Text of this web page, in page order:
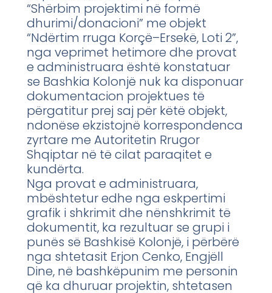
“Shërbim projektimi në formë
dhurimi/donacioni” me objekt
“Ndërtim rruga Korçë–Ersekë, Loti 2”,
nga veprimet hetimore dhe provat
e administruara është konstatuar
se Bashkia Kolonjë nuk ka disponuar
dokumentacion projektues të
përgatitur prej saj për këtë objekt,
ndonëse ekzistojnë korrespondenca
zyrtare me Autoritetin Rrugor
Shqiptar në të cilat paraqitet e
kundërta.
Nga provat e administruara,
mbështetur edhe nga eskpertimi
grafik i shkrimit dhe nënshkrimit të
dokumentit, ka rezultuar se grupi i
punës së Bashkisë Kolonjë, i përbërë
nga shtetasit Erjon Cenko, Engjëll
Dine, në bashkëpunim me personin
që ka dhuruar projektin, shtetasen